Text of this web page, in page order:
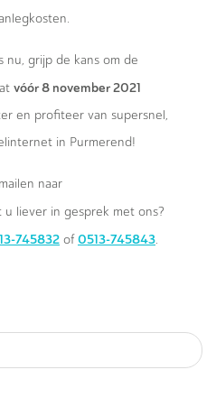
nu, grijp de kans om de
vóór 8 november 2021
en profiteer van supersnel,
in Purmerend!
naar
u liever in gesprek met ons?
745832 of0513-745843.